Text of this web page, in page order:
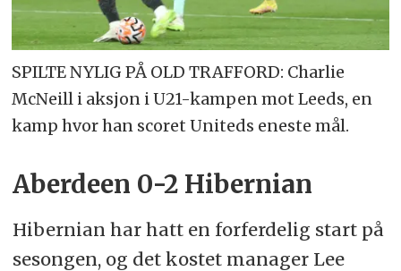
SPILTE NYLIG PÅ OLD TRAFFORD: Charlie
McNeill i aksjon i U21-kampen mot Leeds, en
kamp hvor han scoret Uniteds eneste mål.
Aberdeen 0-2 Hibernian
Hibernian har hatt en forferdelig start på
sesongen, og det kostet manager Lee